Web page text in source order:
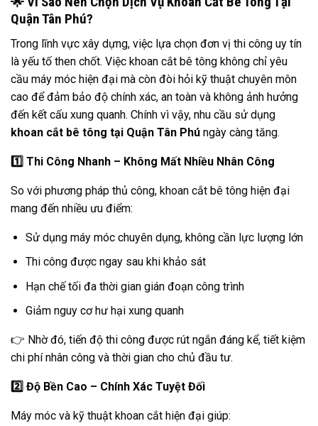
Quận Tân Phú?
Trong lĩnh vực xây dựng, việc lựa chọn đơn vị thi công uy tín
là yếu tố then chốt. Việc khoan cắt bê tông không chỉ yêu
cầu máy móc hiện đại mà còn đòi hỏi kỹ thuật chuyên môn
cao để đảm bảo độ chính xác, an toàn và không ảnh hưởng
đến kết cấu xung quanh. Chính vì vậy, nhu cầu sử dụng
khoan cắt bê tông tại Quận Tân Phú ngày càng tăng.
1️ Thi Công Nhanh – Không Mất Nhiều Nhân Công
So với phương pháp thủ công, khoan cắt bê tông hiện đại
mang đến nhiều ưu điểm:
Sử dụng máy móc chuyên dụng, không cần lực lượng lớn
Thi công được ngay sau khi khảo sát
Hạn chế tối đa thời gian gián đoạn công trình
Giảm nguy cơ hư hại xung quanh
👉 Nhờ đó, tiến độ thi công được rút ngắn đáng kể, tiết kiệm
chi phí nhân công và thời gian cho chủ đầu tư.
2️ Độ Bền Cao – Chính Xác Tuyệt Đối
Máy móc và kỹ thuật khoan cắt hiện đại giúp: